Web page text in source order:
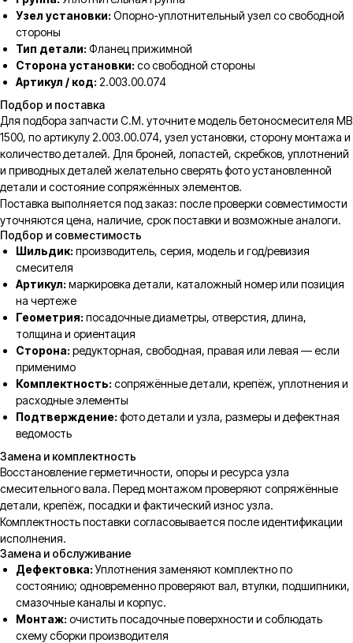
Узел установки: Опорно-уплотнительный узел со свободной
стороны
Тип детали: Фланец прижимной
Сторона установки: со свободной стороны
Артикул / код: 2.003.00.074
Подбор и поставка
Для подбора запчасти C.M. уточните модель бетоносмесителя MB
1500, по артикулу 2.003.00.074, узел установки, сторону монтажа и
количество деталей. Для броней, лопастей, скребков, уплотнений
и приводных деталей желательно сверять фото установленной
детали и состояние сопряжённых элементов.
Поставка выполняется под заказ: после проверки совместимости
уточняются цена, наличие, срок поставки и возможные аналоги.
Подбор и совместимость
Шильдик: производитель, серия, модель и год/ревизия
смесителя
Артикул: маркировка детали, каталожный номер или позиция
на чертеже
Геометрия: посадочные диаметры, отверстия, длина,
толщина и ориентация
Сторона: редукторная, свободная, правая или левая — если
применимо
Комплектность: сопряжённые детали, крепёж, уплотнения и
расходные элементы
Подтверждение: фото детали и узла, размеры и дефектная
ведомость
Замена и комплектность
Восстановление герметичности, опоры и ресурса узла
смесительного вала. Перед монтажом проверяют сопряжённые
детали, крепёж, посадки и фактический износ узла.
Комплектность поставки согласовывается после идентификации
исполнения.
Замена и обслуживание
Дефектовка:Уплотнения заменяют комплектно по
состоянию; одновременно проверяют вал, втулки, подшипники,
смазочные каналы и корпус.
Монтаж: очистить посадочные поверхности и соблюдать
схему сборки производителя